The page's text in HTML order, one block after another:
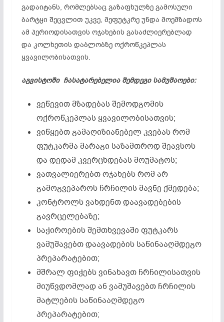
გადაიტანს, რომლებსაც გაზაფხულზე გამოსული
ბარტყი შეცვლით უკვე, მეფუტკრე უნდა მოემზადოს
ამ პერიოდისათვის ოჯახების გასაძლიერებლად
და კოლხეთის დაბლობზე ოქროწკეპლას
ყვავილობისათვის.
აგვისტოში ჩასატარებელია შემდეგი სამუშაოები:
ვეწევით მზადებას შემოდგომის
ოქროწკეპლას ყვავილობისათვის;
ვიწყებთ გამაღიზიანებელ კვებას რომ
ფუტკარმა მარაგი საზამთროდ შეავსოს
და დედამ კვერცხდებას მოუმატოს;
ვათვალიერებთ ოჯახებს რომ არ
გამოგვეპაროს ჩრჩილის მავნე ქმედება;
კონტროლს ვახდენთ დაავადებების
გავრცელებაზე;
საჭიროების შემთხვევაში ფუტკარს
ვამუშავებთ დაავადების საწინააღმდეგო
პრეპარატებით;
მშრალ ფიჭებს ვინახავთ ჩრჩილისათვის
მიუწვდომლად ან ვამუშავებთ ჩრჩილის
მატლების საწინააღმდეგო
პრეპარატებით;